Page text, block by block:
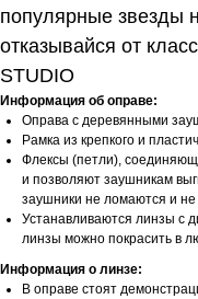
популярные звезды
отказывайся от
STUDIO
Информация об оправе:
Оправа с деревянными
Рамка из крепкого и
Флексы (петли),
и позволяют заушникам
заушники не ломаются и не
Устанавливаются линзы с
линзы можно покрасить в
Информация о линзе:
В оправе стоят